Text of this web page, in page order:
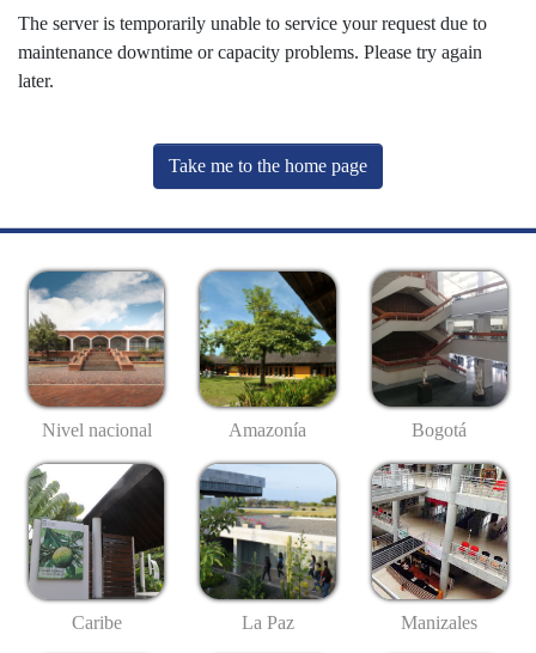
The server is temporarily unable to service your request due to
maintenance downtime or capacity problems. Please try again
later.
Take me to the home page
Nivel nacional Amazonía Bogotá
Caribe La Paz Manizales